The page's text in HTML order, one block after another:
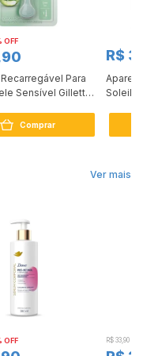
OFF
Para
Sensível Gillette
Comprar
R$
Soleil
Ver mais
OFF R$ 33,90